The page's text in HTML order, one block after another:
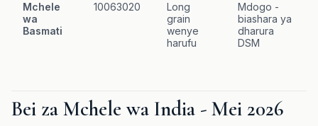
Mchele
wa
Basmati
10063020
Long
grain
wenye
harufu
Mdogo -
biashara ya
dharura
DSM
Bei za Mchele wa India - Mei 2026